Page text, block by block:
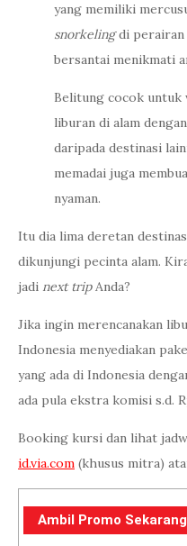
yang memiliki
snorkelingdi perairan
bersantai menikmati
Belitung cocok untuk
liburan di alam
daripada destinasi
memadai juga
nyaman.
Itu dia lima deretan
dikunjungi pecinta alam.
jadi next tripAnda?
Jika ingin merencanakan
Indonesia menyediakan
yang ada di Indonesia
ada pula ekstra komisi s.d.
Booking kursi dan lihat
id.via.com (khusus mitra)
Ambil Promo Sekarang